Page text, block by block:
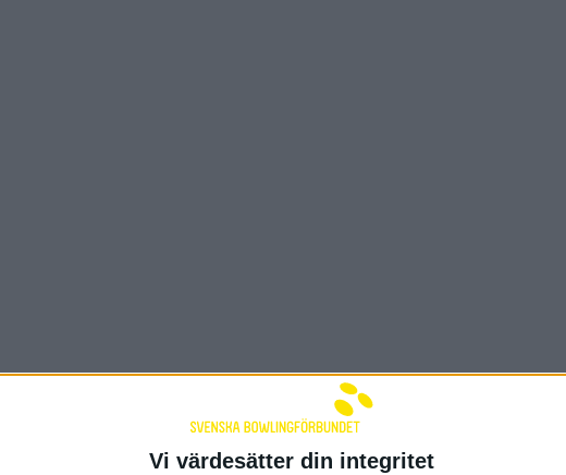
Vi värdesätter din integritet
Sponsorer och samarbetspartners